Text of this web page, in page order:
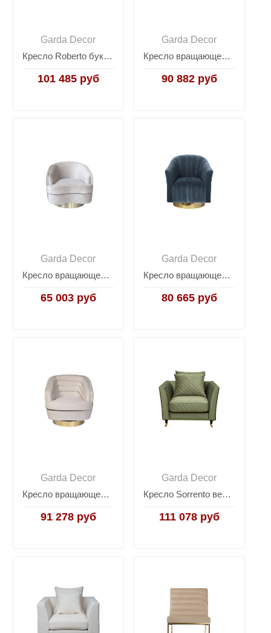
Garda Decor
Кресло Roberto букле кремовое ROBERTO-K-FLONA SVBEG
101 485 руб
Garda Decor
Кресло вращающееся искусственный каракуль серое 48MY-KRES-2841 SER
90 882 руб
Garda Decor
Кресло вращающееся светло-серое велюровое 87YY-1827 BG
65 003 руб
Garda Decor
Кресло вращающееся голубое велюровое 48MY-W2588 LTB GO
80 665 руб
Garda Decor
Кресло вращающееся велюровое кремовое 87YY-19388 CRE
91 278 руб
Garda Decor
Кресло Sorrento велюровое оливковое SORRENTO1-Colt1002
111 078 руб